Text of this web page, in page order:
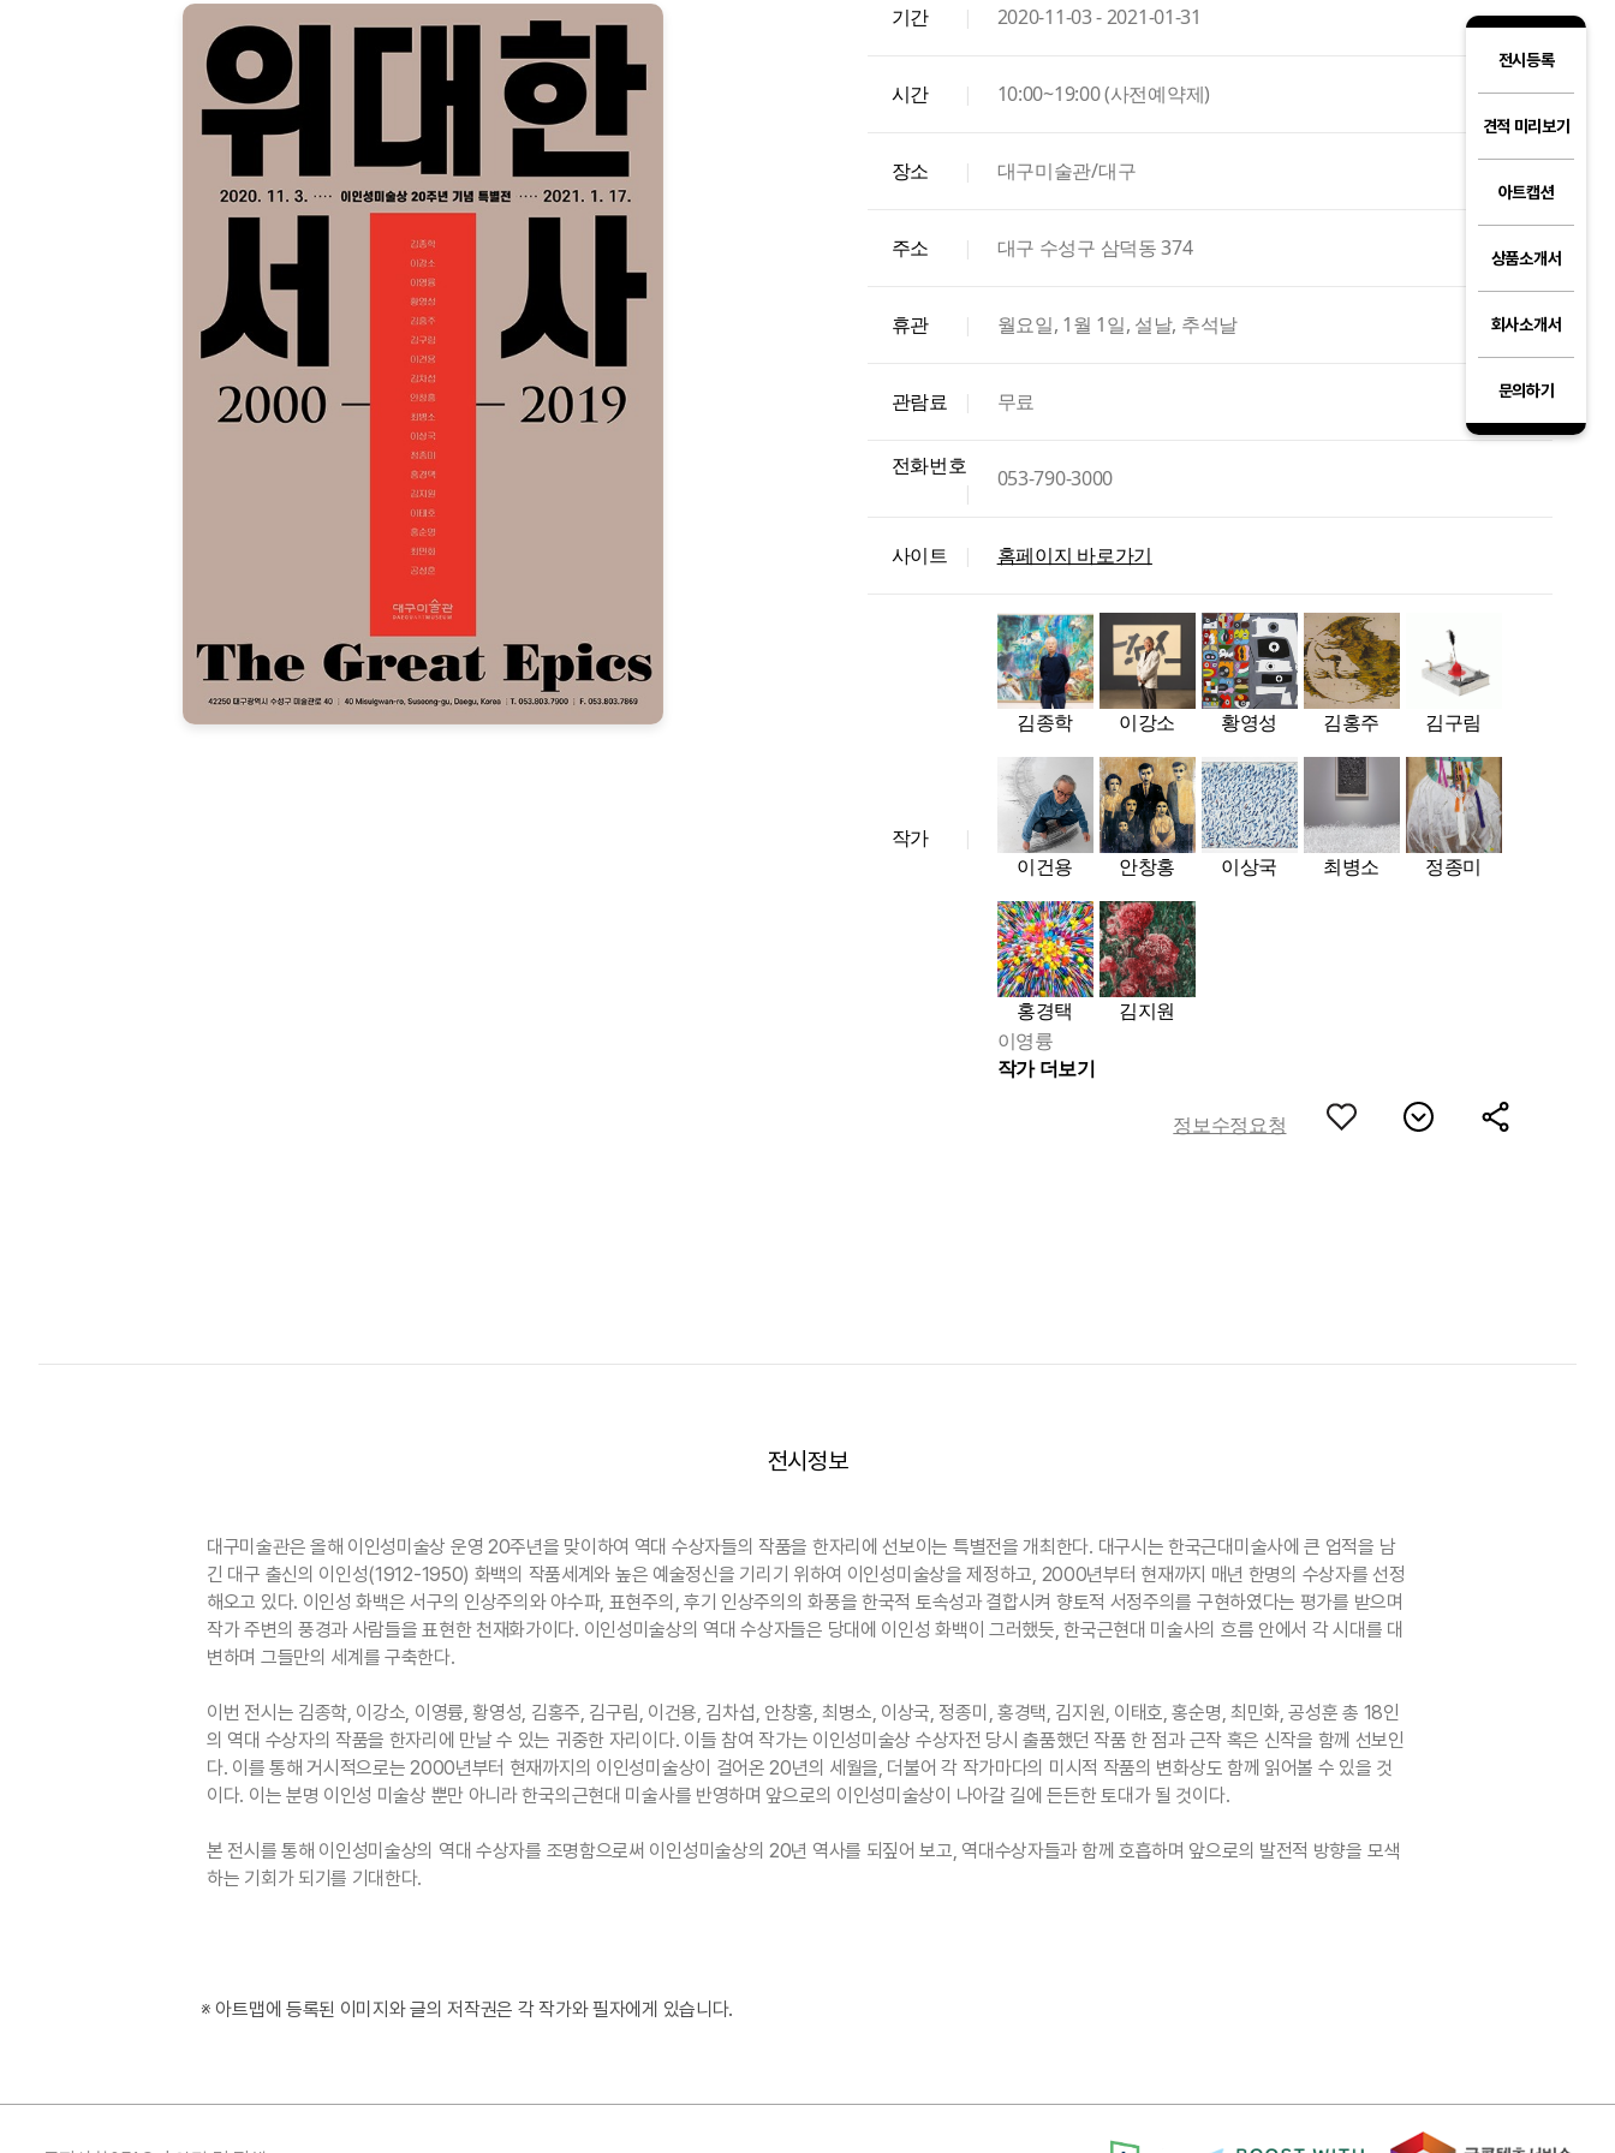
전시등록
견적 미리보기
아트캡션
상품소개서
회사소개서
문의하기
기간 | 2020-11-03 - 2021-01-31
시간 | 10:00~19:00 (사전예약제)
장소 | 대구미술관/대구
주소 | 대구 수성구 삼덕동 374
휴관 | 월요일, 1월 1일, 설날, 추석날
관람료 | 무료
전화번호
|
053-790-3000
사이트 | 홈페이지 바로가기
작가 |
김종학 이강소 황영성 김홍주 김구림
이건용 안창홍 이상국 최병소 정종미
홍경택
김지원
이영륭
작가 더보기
정보수정요청
전시정보
대구미술관은 올해 이인성미술상 운영 20주년을 맞이하여 역대 수상자들의 작품을 한자리에 선보이는 특별전을 개최한다. 대구시는 한국근대미술사에 큰 업적을 남
긴 대구 출신의 이인성(1912-1950) 화백의 작품세계와 높은 예술정신을 기리기 위하여 이인성미술상을 제정하고, 2000년부터 현재까지 매년 한명의 수상자를 선정
해오고 있다. 이인성 화백은 서구의 인상주의와 야수파, 표현주의, 후기 인상주의의 화풍을 한국적 토속성과 결합시켜 향토적 서정주의를 구현하였다는 평가를 받으며
작가 주변의 풍경과 사람들을 표현한 천재화가이다. 이인성미술상의 역대 수상자들은 당대에 이인성 화백이 그러했듯, 한국근현대 미술사의 흐름 안에서 각 시대를 대
변하며 그들만의 세계를 구축한다.
이번 전시는 김종학, 이강소, 이영륭, 황영성, 김홍주, 김구림, 이건용, 김차섭, 안창홍, 최병소, 이상국, 정종미, 홍경택, 김지원, 이태호, 홍순명, 최민화, 공성훈 총 18인
의 역대 수상자의 작품을 한자리에 만날 수 있는 귀중한 자리이다. 이들 참여 작가는 이인성미술상 수상자전 당시 출품했던 작품 한 점과 근작 혹은 신작을 함께 선보인
다. 이를 통해 거시적으로는 2000년부터 현재까지의 이인성미술상이 걸어온 20년의 세월을, 더불어 각 작가마다의 미시적 작품의 변화상도 함께 읽어볼 수 있을 것
이다. 이는 분명 이인성 미술상 뿐만 아니라 한국의근현대 미술사를 반영하며 앞으로의 이인성미술상이 나아갈 길에 든든한 토대가 될 것이다.
본 전시를 통해 이인성미술상의 역대 수상자를 조명함으로써 이인성미술상의 20년 역사를 되짚어 보고, 역대수상자들과 함께 호흡하며 앞으로의 발전적 방향을 모색
하는 기회가 되기를 기대한다.
※ 아트맵에 등록된 이미지와 글의 저작권은 각 작가와 필자에게 있습니다.